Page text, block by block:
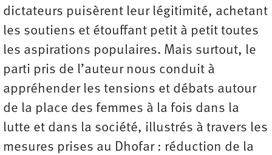
dictateurs puisèrent leur légitimité, achetant
les soutiens et étouffant petit à petit toutes
les aspirations populaires. Mais surtout, le
parti pris de l’auteur nous conduit à
appréhender les tensions et débats autour
de la place des femmes à la fois dans la
lutte et dans la société, illustrés à travers les
mesures prises au Dhofar : réduction de la